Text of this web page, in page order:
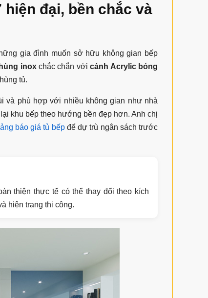
đại, bền chắc và
gia đình muốn sở hữu không gian bếp
inoxchắc chắn vớicánh Acrylic bóng
tủ.
và phù hợp với nhiều không gian như nhà
khu bếp theo hướng bền đẹp hơn. Anh chị
báo giá tủ bếpđể dự trù ngân sách trước
thiện thực tế có thể thay đổi theo kích
hiện trạng thi công.